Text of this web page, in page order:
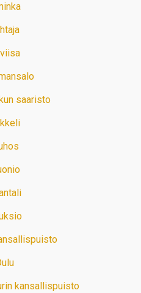
saaristo
kansallispuisto